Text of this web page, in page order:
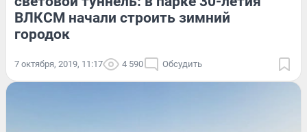
ВЛКСМ начали строить зимний
городок
7 октября, 2019, 11:17 4 590 Обсудить